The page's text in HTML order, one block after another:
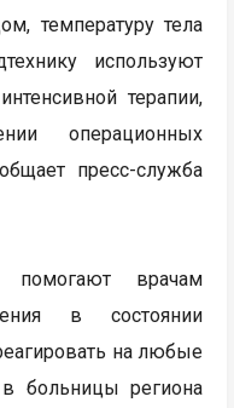
температуру тела
используют
терапии,
операционных
пресс-служба
помогают врачам
в состоянии
на любые
больницы региона